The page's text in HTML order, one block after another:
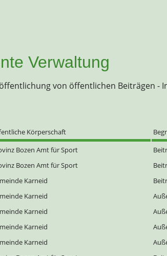
Verwaltung
von öffentlichen Beiträgen -
Körperschaft
Bozen Amt für Sport
Bozen Amt für Sport
Karneid
Karneid
Karneid
Karneid
Karneid